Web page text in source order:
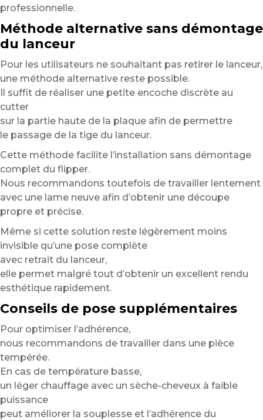
professionnelle.
Méthode alternative sans démontage
du lanceur
Pour les utilisateurs ne souhaitant pas retirer le lanceur,
une méthode alternative reste possible.
Il suffit de réaliser une petite encoche discrète au
cutter
sur la partie haute de la plaque afin de permettre
le passage de la tige du lanceur.
Cette méthode facilite l’installation sans démontage
complet du flipper.
Nous recommandons toutefois de travailler lentement
avec une lame neuve afin d’obtenir une découpe
propre et précise.
Même si cette solution reste légèrement moins
invisible qu’une pose complète
avec retrait du lanceur,
elle permet malgré tout d’obtenir un excellent rendu
esthétique rapidement.
Conseils de pose supplémentaires
Pour optimiser l’adhérence,
nous recommandons de travailler dans une pièce
tempérée.
En cas de température basse,
un léger chauffage avec un sèche-cheveux à faible
puissance
peut améliorer la souplesse et l’adhérence du